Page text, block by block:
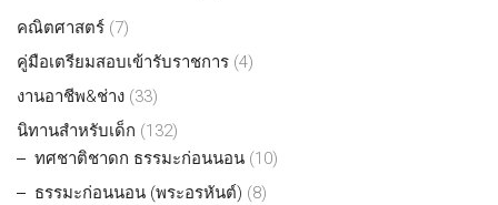
คณิตศาสตร์ (7)
คู่มือเตรียมสอบเข้ารับราชการ (4)
งานอาชีพ&ช่าง (33)
นิทานสำหรับเด็ก (132)
ทศชาติชาดก ธรรมะก่อนนอน (10)
ธรรมะก่อนนอน (พระอรหันต์) (8)